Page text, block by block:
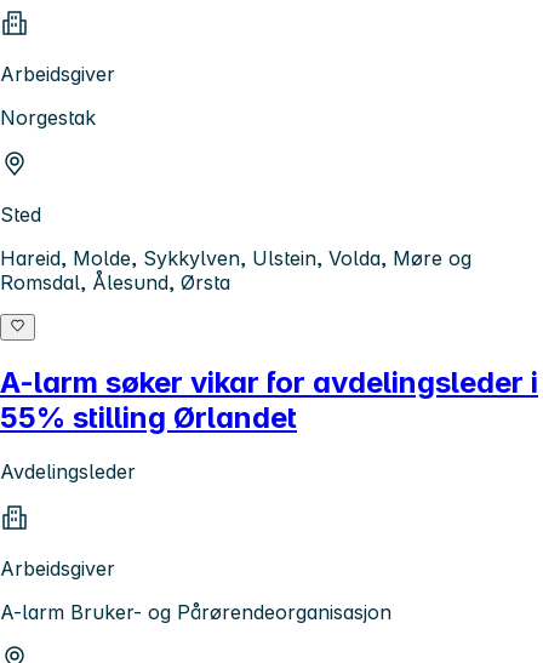
Arbeidsgiver
Norgestak
Sted
Hareid, Molde, Sykkylven, Ulstein, Volda, Møre og
Romsdal, Ålesund, Ørsta
A-larm søker vikar for avdelingsleder i
55% stilling Ørlandet
Avdelingsleder
Arbeidsgiver
A-larm Bruker- og Pårørendeorganisasjon